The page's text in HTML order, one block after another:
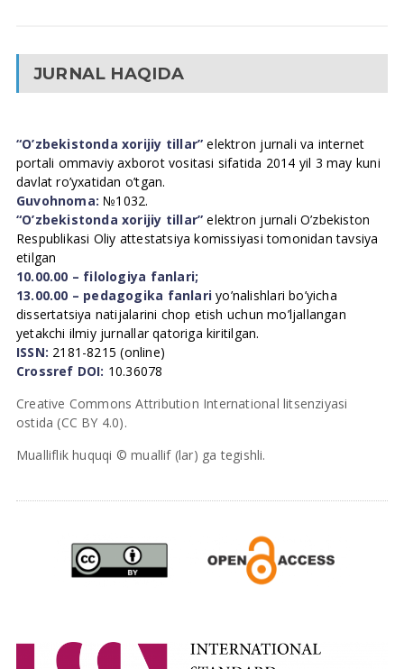
JURNAL HAQIDA
“O’zbekistonda xorijiy tillar” elektron jurnali va internet
portali ommaviy axborot vositasi sifatida 2014 yil 3 may kuni
davlat ro’yxatidan o’tgan.
Guvohnoma: №1032.
“O’zbekistonda xorijiy tillar” elektron jurnali O’zbekiston
Respublikasi Oliy attestatsiya komissiyasi tomonidan tavsiya
etilgan
10.00.00 – filologiya fanlari;
13.00.00 – pedagogika fanlari yo’nalishlari bo’yicha
dissertatsiya natijalarini chop etish uchun mo’ljallangan
yetakchi ilmiy jurnallar qatoriga kiritilgan.
ISSN: 2181-8215 (online)
Crossref DOI: 10.36078
Creative Commons Attribution International litsenziyasi
ostida (CC BY 4.0).
Mualliflik huquqi © muallif (lar) ga tegishli.